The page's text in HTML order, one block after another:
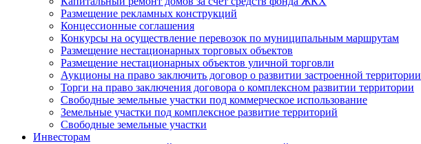
Размещение рекламных конструкций
Концессионные соглашения
Конкурсы на осуществление перевозок по муниципальным маршрутам
Размещение нестационарных торговых объектов
Размещение нестационарных объектов уличной торговли
Аукционы на право заключить договор о развитии застроенной территории
Торги на право заключения договора о комплексном развитии территории
Свободные земельные участки под коммерческое использование
Земельные участки под комплексное развитие территорий
Свободные земельные участки
Инвесторам